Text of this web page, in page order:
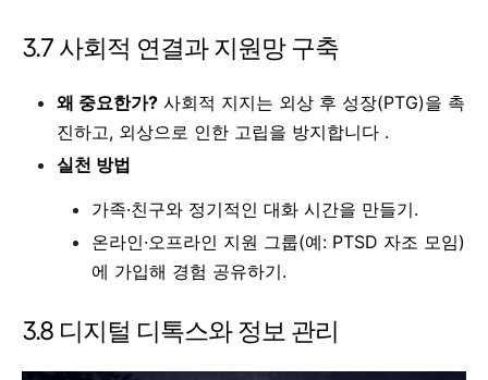
3.7 사회적 연결과 지원망 구축
왜 중요한가? 사회적 지지는 외상 후 성장(PTG)을 촉
진하고, 외상으로 인한 고립을 방지합니다 .
실천 방법
가족·친구와 정기적인 대화 시간을 만들기.
온라인·오프라인 지원 그룹(예: PTSD 자조 모임)
에 가입해 경험 공유하기.
3.8 디지털 디톡스와 정보 관리